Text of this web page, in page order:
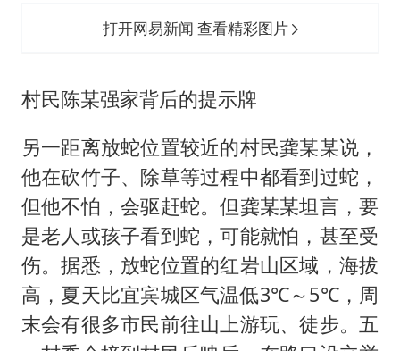
打开网易新闻 查看精彩图片
村民陈某强家背后的提示牌
另一距离放蛇位置较近的村民龚某某说，
他在砍竹子、除草等过程中都看到过蛇，
但他不怕，会驱赶蛇。但龚某某坦言，要
是老人或孩子看到蛇，可能就怕，甚至受
伤。据悉，放蛇位置的红岩山区域，海拔
高，夏天比宜宾城区气温低3℃～5℃，周
末会有很多市民前往山上游玩、徒步。五